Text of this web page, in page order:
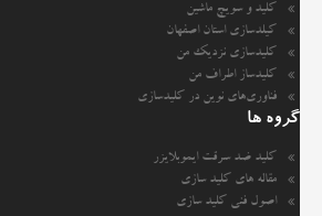
کلید و سویچ ماشین
کیلدسازی استان اصفهان
کلیدسازی نزدیک من
کلیدساز اطراف من
فناوری‌های نوین در کلیدسازی
گروه ها
کلید ضد سرقت ایموبلایزر
مقاله های کلید سازی
اصول فنی کلید سازی